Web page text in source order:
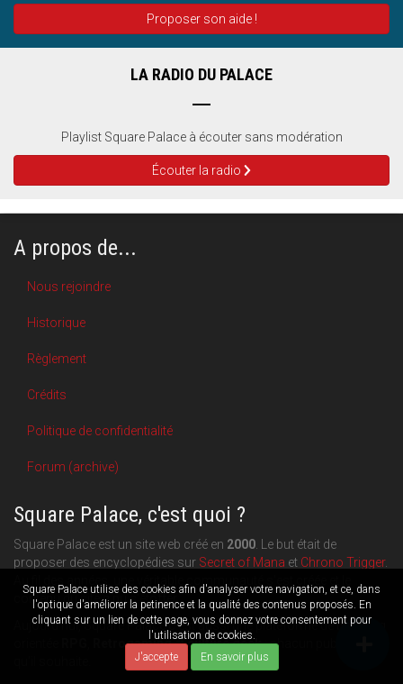
Square Palace utilise des cookies afin d'analyser votre navigation, et ce, dans
l'optique d'améliorer la petinence et la qualité des contenus proposés. En
cliquant sur un lien de cette page, vous donnez votre consentement pour
l'utilisation de cookies.
J'accepte
En savoir plus
Proposer son aide !
LA RADIO DU PALACE
Playlist Square Palace à écouter sans modération
Écouter la radio
A propos de...
Nous rejoindre
Historique
Règlement
Crédits
Politique de confidentialité
Forum (archive)
Square Palace, c'est quoi ?
Square Palace est un site web créé en 2000 . Le but était de
proposer des encyclopédies sur Secret of Mana et Chrono Trigger.
contenu du site a pu s'étoffer.
Aujourd'hui, Square Palace c'est aussi une plateforme de blogging
Retrogamingetculture geek: chacun publie ce